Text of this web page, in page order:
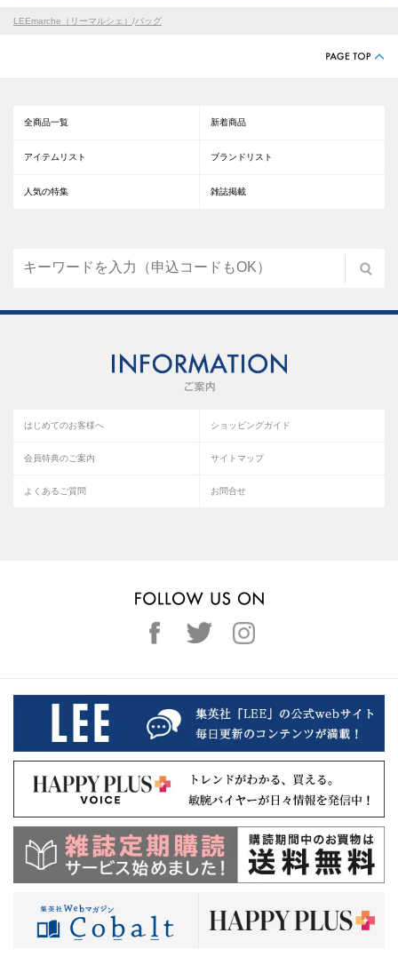
LEEmarche（リーマルシェ） /バッグ
全商品一覧 新着商品
アイテムリスト ブランドリスト
人気の特集 雑誌掲載
はじめてのお客様へ ショッピングガイド
会員特典のご案内 サイトマップ
よくあるご質問 お問合せ